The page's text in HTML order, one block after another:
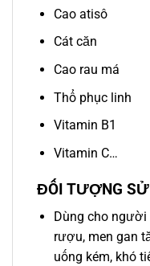
Cao atisô
Cát căn
Cao rau má
Thổ phục linh
Vitamin B1
Vitamin C…
ĐỐI TƯỢNG SỬ
Dùng cho người
rượu, men gan
uống kém, khó